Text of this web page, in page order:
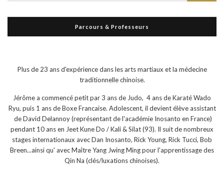
Parcours & Professeurs
Plus de 23 ans d'expérience dans les arts martiaux et la médecine
traditionnelle chinoise.
Jérôme a commencé petit par 3 ans de Judo, 4 ans de Karaté Wado
Ryu, puis 1 ans de Boxe Francaise. Adolescent, il devient élève assistant
de David Delannoy (représentant de l'académie Inosanto en France)
pendant 10 ans en Jeet Kune Do / Kali & Silat (93). Il suit de nombreux
stages internationaux avec Dan Inosanto, Rick Young, Rick Tucci, Bob
Breen...ainsi qu' avec Maître Yang Jwing Ming pour l'apprentissage des
Qin Na (clés/luxations chinoises).